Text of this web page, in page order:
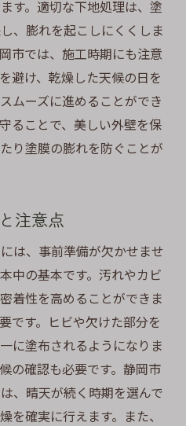
す。適切な下地処理は、塗
、膨れを起こしにくくしま
市では、施工時期にも注意
避け、乾燥した天候の日を
ムーズに進めることができ
ることで、美しい外壁を保
り塗膜の膨れを防ぐことが
注意点
は、事前準備が欠かせませ
中の基本です。汚れやカビ
着性を高めることができま
です。ヒビや欠けた部分を
に塗布されるようになりま
の確認も必要です。静岡市
、晴天が続く時期を選んで
を確実に行えます。また、